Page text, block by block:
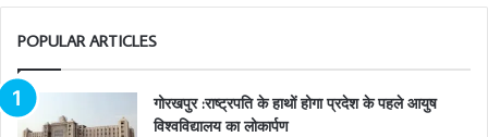
POPULAR ARTICLES
गोरखपुर :राष्ट्रपति के हाथों होगा प्रदेश के पहले आयुष
विश्वविद्यालय का लोकार्पण